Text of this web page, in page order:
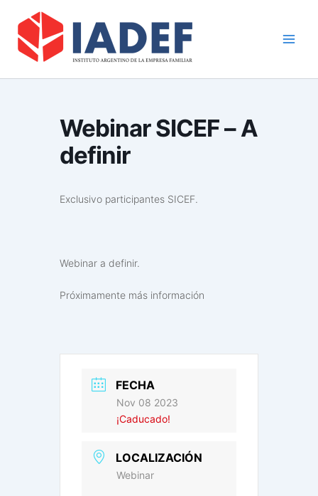
contenido
Webinar SICEF – A
definir
Exclusivo participantes SICEF.
Webinar a definir.
Próximamente más información
FECHA
Nov 08 2023
¡Caducado!
LOCALIZACIÓN
Webinar